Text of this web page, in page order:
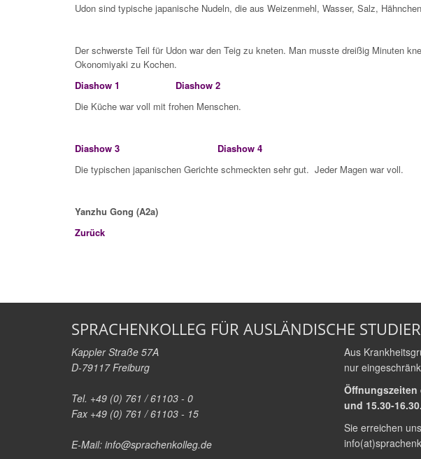
Udon sind typische japanische Nudeln, die aus Weizenmehl, Wasser, Salz,
Der schwerste Teil für Udon war den Teig zu kneten. Man musste dreißig Minuten
Okonomiyaki zu Kochen.
Diashow 1
Diashow 2
Die Küche war voll mit frohen Menschen.
Diashow 3
Diashow 4
Die typischen japanischen Gerichte schmeckten sehr gut. Jeder Magen war voll.
Yanzhu Gong (A2a)
Zurück
SPRACHENKOLLEG FÜR AUSLÄNDISCHE
Kappler Straße 57A
D-79117 Freiburg
Tel. +49 (0) 761 / 61103 - 0
Fax +49 (0) 761 / 61103 - 15
E-Mail: info@sprachenkolleg.de
Aus
nur
Öffnungszeiten
und 15.30-16.30.
Sie erreichen